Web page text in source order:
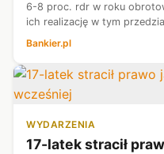
6-8 proc. rdr w roku
ich realizację w tym
prezes Stephan Borchert.
sprzedaży na wszystkich r...
Bankier.pl
WYDARZENIA
17-latek stracił